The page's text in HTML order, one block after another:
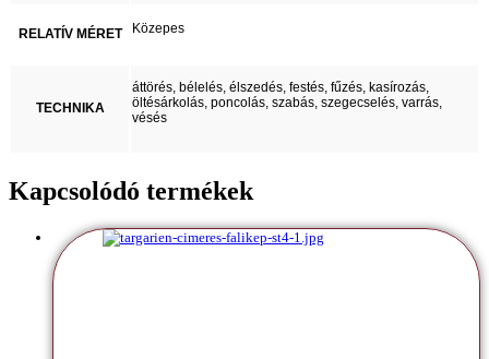
RELATÍV MÉRET Közepes
TECHNIKA
áttörés, bélelés, élszedés, festés, fűzés, kasírozás,
öltésárkolás, poncolás, szabás, szegecselés, varrás,
vésés
Kapcsolódó termékek